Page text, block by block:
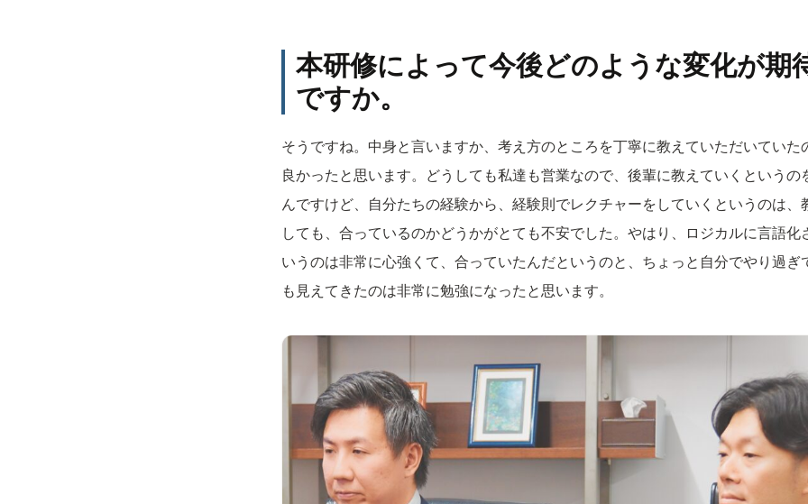
本研修によって今後どのような変化が期
ですか。
そうですね。中身と言いますか、考え方のところを丁寧に教えていただいていた
良かったと思います。どうしても私達も営業なので、後輩に教えていくというの
んですけど、自分たちの経験から、経験則でレクチャーをしていくというのは、
しても、合っているのかどうかがとても不安でした。やはり、ロジカルに言語化
いうのは非常に心強くて、合っていたんだというのと、ちょっと自分でやり過ぎ
も見えてきたのは非常に勉強になったと思います。